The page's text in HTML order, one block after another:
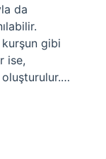
da
gibi
ise,